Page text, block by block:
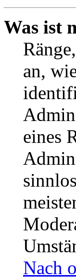
Was ist
an,
eines
Nach